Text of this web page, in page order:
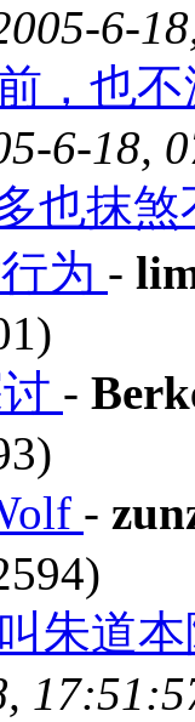
6-
，也
6-18,
也抹
为 -
-
-
朱道